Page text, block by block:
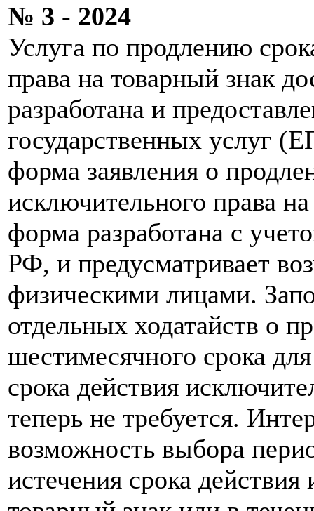
№ 3 - 2024
Услуга по продлению
права на товарный знак
разработана и
государственных услуг
форма заявления о
исключительного права
форма разработана с
РФ, и предусматривает
физическими лицами.
отдельных ходатайств о
шестимесячного срока
срока действия
теперь не требуется.
возможность выбора
истечения срока